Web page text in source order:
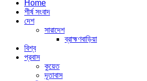
Home
শীর্ষ সংবাদ
দেশ
সারাদেশ
ব্রাহ্মণবাড়িয়া
বিশ্ব
প্রবাস
কুয়েত
দূতাবাস